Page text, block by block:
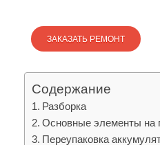
ЗАКАЗАТЬ РЕМОНТ
Содержание
Разборка
Основные элементы на
Переупаковка